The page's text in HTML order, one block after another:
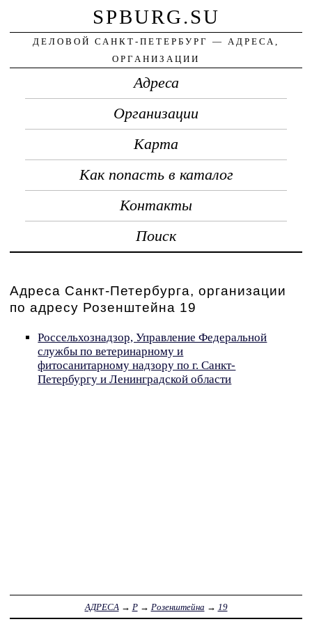
SPBURG.SU
ДЕЛОВОЙ САНКТ-ПЕТЕРБУРГ — АДРЕСА,
ОРГАНИЗАЦИИ
Адреса
Организации
Карта
Как попасть в каталог
Контакты
Поиск
Адреса Санкт-Петербурга, организации
по адресу Розенштейна 19
Россельхознадзор, Управление Федеральной
службы по ветеринарному и
фитосанитарному надзору по г. Санкт-
Петербургу и Ленинградской области
АДРЕСА → Р→ Розенштейна → 19